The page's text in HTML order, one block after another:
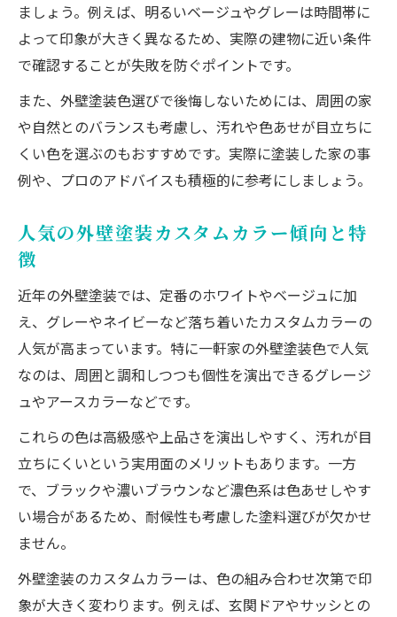
外壁塗装カラー組み合わせの選び方
カラーシミュレーション活用で納得の外壁へ
外壁塗装カラーシミュレーションの始め方
外壁シュミレーション無料アプリの選び方
外壁塗装における色見本と実物の違い
カラーシミュレーションで失敗を防ぐ方法
色あせや汚れ対策も考えた外壁塗装提案
汚れが目立たない外壁塗装カラーの特徴
外壁塗装のメンテナンス性と色選びの関係
長持ちする外壁塗装色の選定ポイント
外壁塗装で失敗しない色あせ対策術
外壁塗装の色見本と無料アプリ徹底活用方法
外壁塗装色見本の正しいチェック方法
無料アプリで外壁カラーを徹底比較する
外壁塗装色見本と実物の差を理解する
外壁シュミレーション無料ツール活用術
ましょう。例えば、明るいベージュやグレーは時間帯に
よって印象が大きく異なるため、実際の建物に近い条件
で確認することが失敗を防ぐポイントです。
また、外壁塗装色選びで後悔しないためには、周囲の家
や自然とのバランスも考慮し、汚れや色あせが目立ちに
くい色を選ぶのもおすすめです。実際に塗装した家の事
例や、プロのアドバイスも積極的に参考にしましょう。
人気の外壁塗装カスタムカラー傾向と特
徴
近年の外壁塗装では、定番のホワイトやベージュに加
え、グレーやネイビーなど落ち着いたカスタムカラーの
人気が高まっています。特に一軒家の外壁塗装色で人気
なのは、周囲と調和しつつも個性を演出できるグレージ
ュやアースカラーなどです。
これらの色は高級感や上品さを演出しやすく、汚れが目
立ちにくいという実用面のメリットもあります。一方
で、ブラックや濃いブラウンなど濃色系は色あせしやす
い場合があるため、耐候性も考慮した塗料選びが欠かせ
ません。
外壁塗装のカスタムカラーは、色の組み合わせ次第で印
象が大きく変わります。例えば、玄関ドアやサッシとの